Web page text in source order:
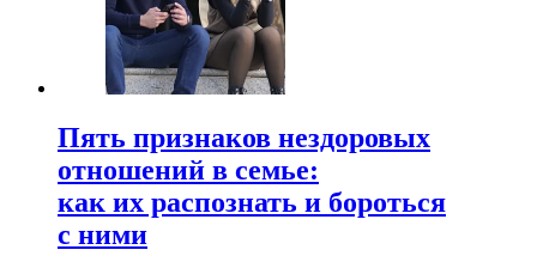
Пять признаков нездоровых
отношений в семье:
как их распознать и бороться
с ними